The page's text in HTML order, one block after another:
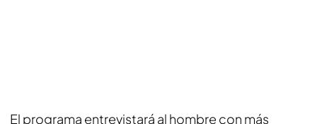
El programa entrevistará al hombre con más